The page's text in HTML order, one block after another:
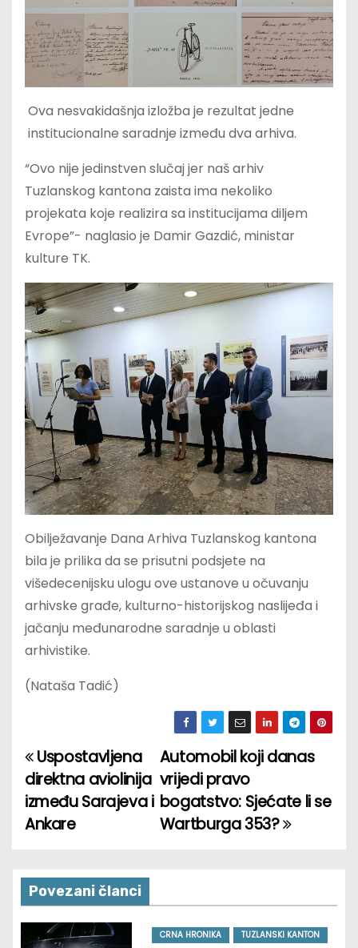
Ova nesvakidašnja izložba je rezultat jedne
institucionalne saradnje između dva arhiva.
“Ovo nije jedinstven slučaj jer naš arhiv
Tuzlanskog kantona zaista ima nekoliko
projekata koje realizira sa institucijama diljem
Evrope”- naglasio je Damir Gazdić, ministar
kulture TK.
Obilježavanje Dana Arhiva Tuzlanskog kantona
bila je prilika da se prisutni podsjete na
višedecenijsku ulogu ove ustanove u očuvanju
arhivske građe, kulturno-historijskog naslijeđa i
jačanju međunarodne saradnje u oblasti
arhivistike.
(Nataša Tadić)
P
o
s
n
a
Automobil koji danas
vrijedi pravo
bogatstvo: Sjećate li se
Wartburga 353?
Uspostavljena
direktna aviolinija
između Sarajeva i
Ankare
Povezani članci
CRNA HRONIKA
TUZLANSKI KANTON